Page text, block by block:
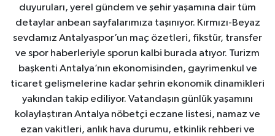
duyuruları, yerel gündem ve şehir yaşamına dair tüm
detaylar anbean sayfalarımıza taşınıyor. Kırmızı-Beyaz
sevdamız Antalyaspor’un maç özetleri, fikstür, transfer
ve spor haberleriyle sporun kalbi burada atıyor. Turizm
başkenti Antalya’nın ekonomisinden, gayrimenkul ve
ticaret gelişmelerine kadar şehrin ekonomik dinamikleri
yakından takip ediliyor. Vatandaşın günlük yaşamını
kolaylaştıran Antalya nöbetçi eczane listesi, namaz ve
ezan vakitleri, anlık hava durumu, etkinlik rehberi ve